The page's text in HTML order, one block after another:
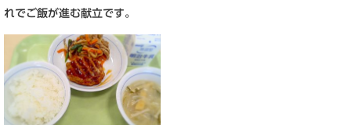
れでご飯が進む献立です。